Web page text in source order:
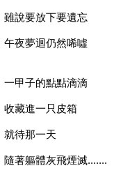
雖說要放下要遺忘
午夜夢迴仍然唏噓
一甲子的點點滴滴
收藏進一只皮箱
就待那一天
隨著軀體灰飛煙滅.......